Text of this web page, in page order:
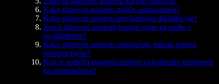
Kako glasovni asistenti potiču samostalnost?
Kako glasovni asistenti prevladavaju digitalni jaz?
Jesu li glasovni asistenti korisni samo za osobe s
invaliditetom?
Kako glasovni asistenti omogućuju jednak pristup
informacijama?
Koji je najbolji glasovni asistent za korisnike usmjerene
na pristupačnost?